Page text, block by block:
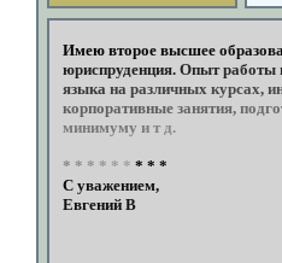
Имеювтороевысшее
юриспруденция.Опытработы
языка на различныхкурсах,
корпоративныезанятия,
минимуму итд.
* * * * * * * * *
Суважением,
ЕвгенийВячеславо